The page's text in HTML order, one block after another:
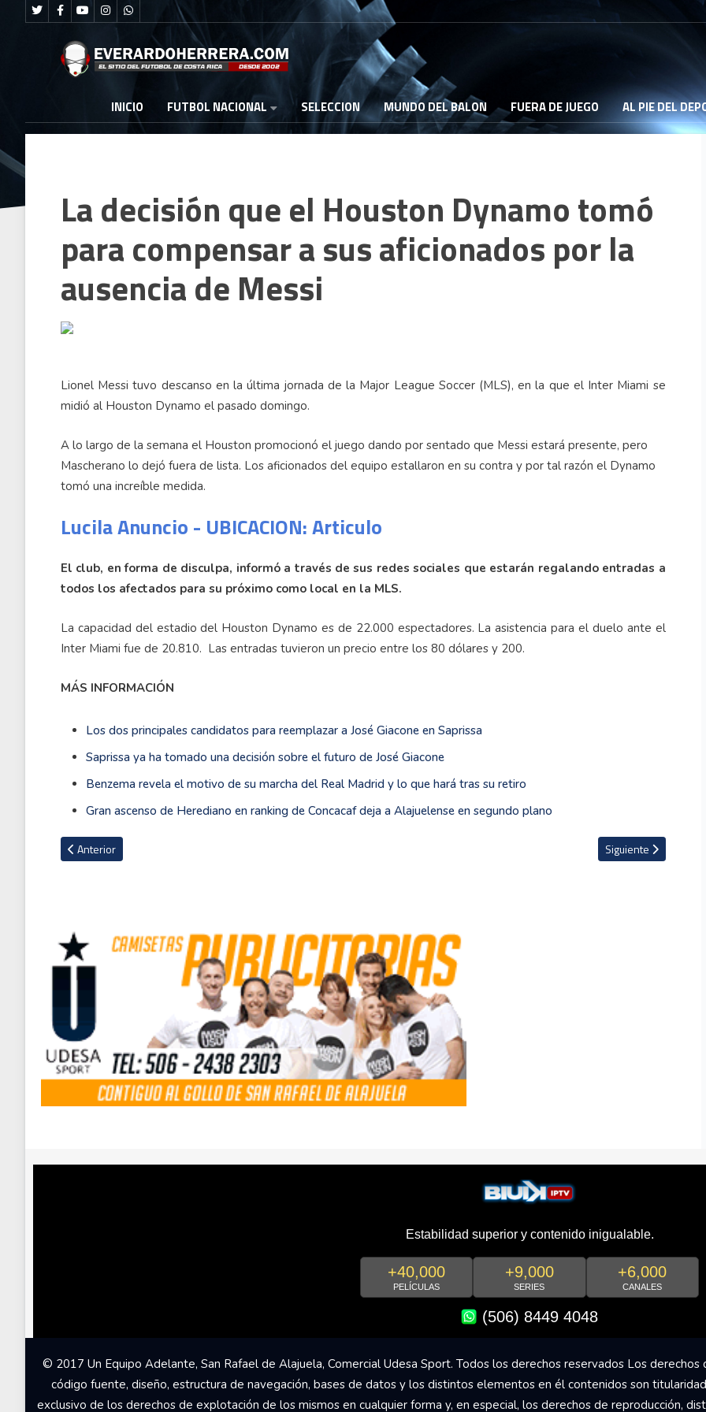
INICIO FUTBOL NACIONAL SELECCION MUNDO DEL BALON FUERA DE JUEGO AL PIE DEL
La decisión que el Houston Dynamo tomó
para compensar a sus aficionados por la
ausencia de Messi
Lionel Messi tuvo descanso en la última jornada de la Major League Soccer (MLS), en la que el Inter Miami se
midió al Houston Dynamo el pasado domingo.
A lo largo de la semana el Houston promocionó el juego dando por sentado que Messi estará presente, pero
Mascherano lo dejó fuera de lista. Los aficionados del equipo estallaron en su contra y por tal razón el Dynamo
tomó una increíble medida.
Lucila Anuncio - UBICACION: Articulo
El club, en forma de disculpa, informó a través de sus redes sociales que estarán regalando entradas a
todos los afectados para su próximo como local en la MLS.
La capacidad del estadio del Houston Dynamo es de 22.000 espectadores. La asistencia para el duelo ante el
Inter Miami fue de 20.810. Las entradas tuvieron un precio entre los 80 dólares y 200.
MÁS INFORMACIÓN
Los dos principales candidatos para reemplazar a José Giacone en Saprissa
Saprissa ya ha tomado una decisión sobre el futuro de José Giacone
Benzema revela el motivo de su marcha del Real Madrid y lo que hará tras su retiro
Gran ascenso de Herediano en ranking de Concacaf deja a Alajuelense en segundo plano
Artículo anterior: VIDEO: Golazo en el fútbol femenino en México digno del premio Puskas
Anterior Artículo siguiente:
Siguiente
Estabilidad superior y contenido inigualable.
+40,000
PELÍCULAS
+9,000
SERIES
+6,000
CANALES
(506) 8449 4048
© 2017 Un Equipo Adelante, San Rafael de Alajuela, Comercial Udesa Sport. Todos los derechos reservados Los
código fuente, diseño, estructura de navegación, bases de datos y los distintos elementos en él contenidos son
exclusivo de los derechos de explotación de los mismos en cualquier forma y, en especial, los derechos de reproducción,